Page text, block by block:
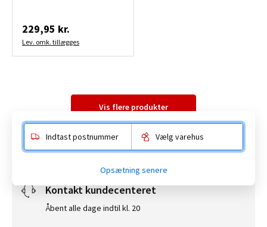
229,95 kr.
Lev. omk. tillægges
Vis flere produkter
Kontakt kundecenteret
Åbent alle dage indtil kl. 20
Indtast postnummer Vælg varehus
Opsætning senere